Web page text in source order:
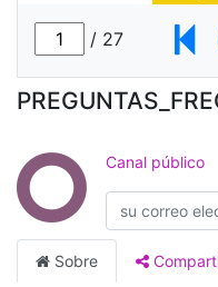
Canal público
Sobre